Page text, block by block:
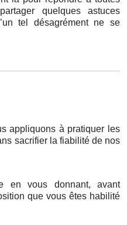
quelques astuces
tel désagrément ne se
appliquons à pratiquer les
sacrifier la fiabilité de nos
en vous donnant, avant
que vous êtes habilité